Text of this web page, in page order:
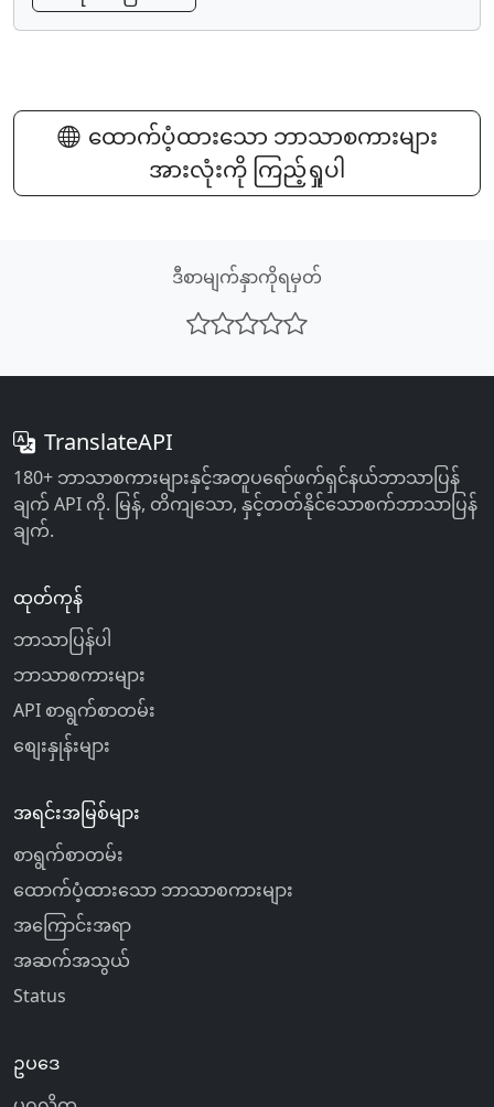
ထောက်ပံ့ထားသော ဘာသာစကားများ
အားလုံးကို ကြည့်ရှုပါ
ဒီစာမျက်နှာကိုရမှတ်
TranslateAPI
180+ ဘာသာစကားများနှင့်အတူပရော်ဖက်ရှင်နယ်ဘာသာပြန်
ချက် API ကို. မြန်, တိကျသော, နှင့်တတ်နိုင်သောစက်ဘာသာပြန်
ချက်.
ထုတ်ကုန်
ဘာသာပြန်ပါ
ဘာသာစကားများ
API စာရွက်စာတမ်း
စျေးနှုန်းများ
အရင်းအမြစ်များ
စာရွက်စာတမ်း
ထောက်ပံ့ထားသော ဘာသာစကားများ
အကြောင်းအရာ
အဆက်အသွယ်
Status
ဥပဒေ